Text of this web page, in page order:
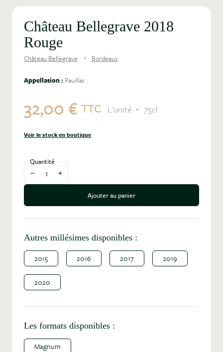
Château Bellegrave 2018
Rouge
Château Bellegrave Bordeaux
Appellation : Pauillac
32,00 € TTC L'unité 75cl
Voir le stock en boutique
Quantité
Diminuer la quantité
Augmenter la quantité
Ajouter au panier
Autres millésimes disponibles :
2015 2016 2017 2019
2020
Les formats disponibles :
Magnum